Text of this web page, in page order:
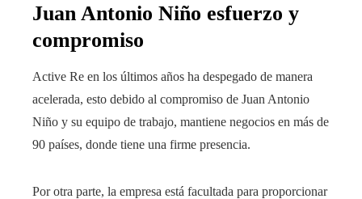
Juan Antonio Niño esfuerzo y
compromiso
Active Re en los últimos años ha despegado de manera
acelerada, esto debido al compromiso de Juan Antonio
Niño y su equipo de trabajo, mantiene negocios en más de
90 países, donde tiene una firme presencia.
Por otra parte, la empresa está facultada para proporcionar